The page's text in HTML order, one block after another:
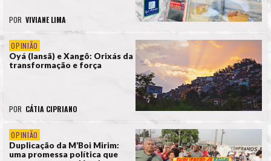
POR VIVIANE LIMA
OPINIÃO
Oyá (Iansã) e Xangô: Orixás da
transformação e força
POR CÁTIA CIPRIANO
OPINIÃO
Duplicação da M’Boi Mirim:
uma promessa política que